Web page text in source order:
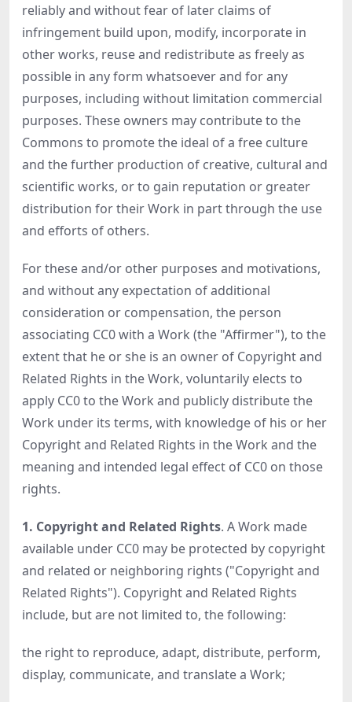
reliably and without fear of later claims of
infringement build upon, modify, incorporate in
other works, reuse and redistribute as freely as
possible in any form whatsoever and for any
purposes, including without limitation commercial
purposes. These owners may contribute to the
Commons to promote the ideal of a free culture
and the further production of creative, cultural and
scientific works, or to gain reputation or greater
distribution for their Work in part through the use
and efforts of others.
For these and/or other purposes and motivations,
and without any expectation of additional
consideration or compensation, the person
associating CC0 with a Work (the "Affirmer"), to the
extent that he or she is an owner of Copyright and
Related Rights in the Work, voluntarily elects to
apply CC0 to the Work and publicly distribute the
Work under its terms, with knowledge of his or her
Copyright and Related Rights in the Work and the
meaning and intended legal effect of CC0 on those
rights.
1. Copyright and Related Rights. A Work made
available under CC0 may be protected by copyright
and related or neighboring rights ("Copyright and
Related Rights"). Copyright and Related Rights
include, but are not limited to, the following:
the right to reproduce, adapt, distribute, perform,
display, communicate, and translate a Work;